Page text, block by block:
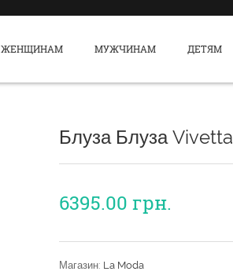
ЖЕНЩИНАМ МУЖЧИНАМ ДЕТЯМ
Блуза Блуза Vivetta
6395.00 грн.
Магазин: La Moda